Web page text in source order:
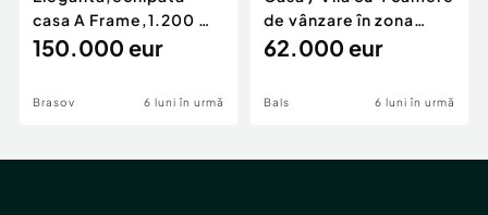
casa A Frame,1.200 mp
teren,deschidere Pia
150.000 eur
Brasov 6 luni în urmă
de vânzare în zona
Periferie
62.000 eur
Bals 6 luni în urmă